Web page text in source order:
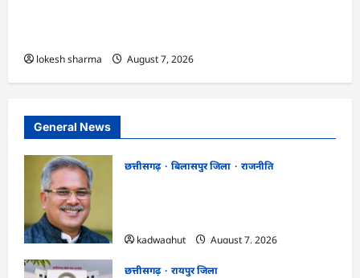
lokesh sharma August 7, 2026
General News
छत्तीसगढ़ बिलासपुर जिला
राजनीति
kadwaghut
August 7, 2026
छत्तीसगढ़
रायपुर जिला